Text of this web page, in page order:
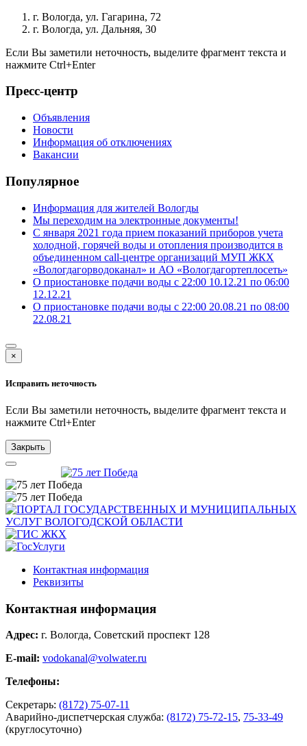
г. Вологда, ул. Гагарина, 72
г. Вологда, ул. Дальняя, 30
Если Вы заметили неточность, выделите фрагмент текста и
нажмите Ctrl+Enter
Пресс-центр
Объявления
Новости
Информация об отключениях
Вакансии
Популярное
Информация для жителей Вологды
Мы переходим на электронные документы!
С января 2021 года прием показаний приборов учета
холодной, горячей воды и отопления производится в
объединенном call-центре организаций МУП ЖКХ
«Вологдагорводоканал» и АО «Вологдагортеплосеть»
О приостановке подачи воды с 22:00 10.12.21 по 06:00
12.12.21
О приостановке подачи воды с 22:00 20.08.21 по 08:00
22.08.21
×
Исправить неточность
Если Вы заметили неточность, выделите фрагмент текста и
нажмите Ctrl+Enter
Закрыть
Контактная информация
Реквизиты
Контактная информация
Адрес: г. Вологда, Советский проспект 128
E-mail: vodokanal@volwater.ru
Телефоны:
Секретарь: (8172) 75-07-11
Аварийно-диспетчерская служба: (8172) 75-72-15, 75-33-49
(круглосуточно)